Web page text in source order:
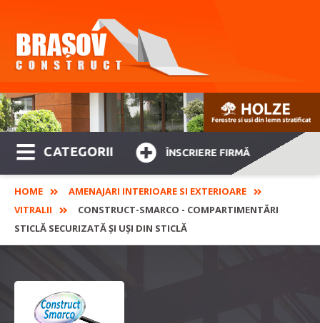
CATEGORII ÎNSCRIERE FIRMĂ
HOME
AMENAJARI INTERIOARE SI EXTERIOARE
VITRALII
CONSTRUCT-SMARCO - COMPARTIMENTĂRI
STICLĂ SECURIZATĂ ȘI UȘI DIN STICLĂ